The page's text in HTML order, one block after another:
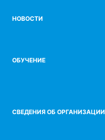
НОВОСТИ
ОБУЧЕНИЕ
СВЕДЕНИЯ ОБ ОРГАНИЗАЦИИ